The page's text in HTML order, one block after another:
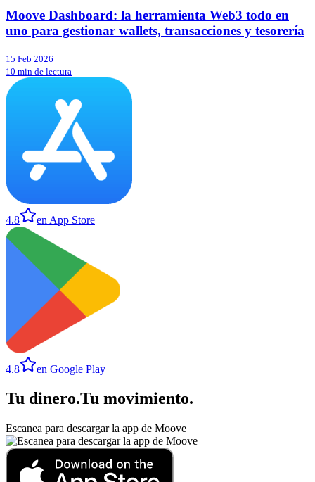
Moove Dashboard: la herramienta Web3 todo en
uno para gestionar wallets, transacciones y tesorería
15 Feb 2026
10 min de lectura
4.8 en App Store
4.8 en Google Play
Tu dinero.Tu movimiento.
Escanea para descargar la app de Moove